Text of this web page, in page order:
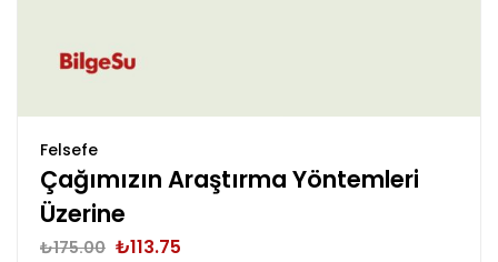
Felsefe
Çağımızın Araştırma Yöntemleri
Üzerine
₺175.00 ₺113.75